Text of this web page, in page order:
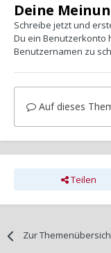
Deine
Schreibe jetzt und
Du ein Benutzerkonto
Benutzernamen zu
Auf dieses
Teilen
Zur